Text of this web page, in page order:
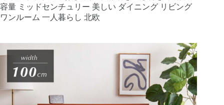
容量 ミッドセンチュリー 美しい ダイニング リビング
ワンルーム 一人暮らし 北欧